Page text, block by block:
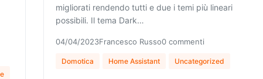
migliorati rendendo tutti e due i temi più lineari
possibili. Il tema Dark…
04/04/2023Francesco Russo0 commenti
Domotica Home Assistant Uncategorized